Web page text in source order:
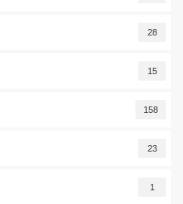
28
15
158
23
1